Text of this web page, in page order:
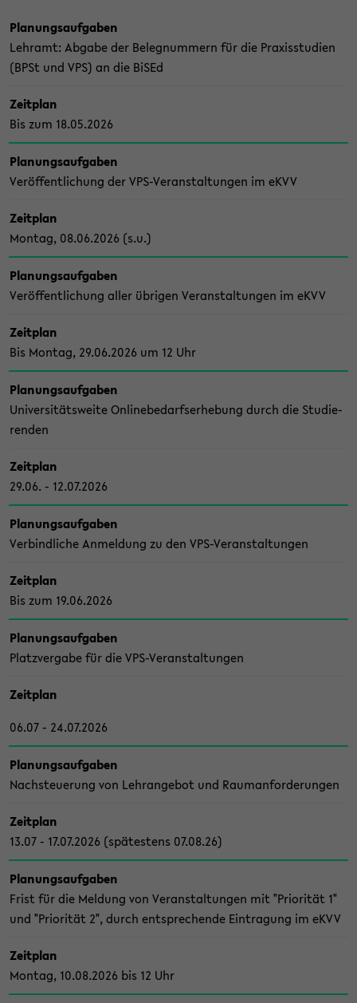
Pla­nungs­auf­ga­ben
Lehr­amt: Ab­ga­be der Be­leg­num­mern für die Pra­xis­stu­di­en
(BPSt und VPS) an die BiSEd
Zeit­plan
Bis zum 18.05.2026
Pla­nungs­auf­ga­ben
Ver­öf­fent­li­chung der VPS-​Veranstaltungen im eKVV
Zeit­plan
Mon­tag, 08.06.2026 (s.u.)
Pla­nungs­auf­ga­ben
Ver­öf­fent­li­chung aller üb­ri­gen Ver­an­stal­tun­gen im eKVV
Zeit­plan
Bis Mon­tag, 29.06.2026 um 12 Uhr
Pla­nungs­auf­ga­ben
Uni­ver­si­täts­wei­te On­line­be­darfs­er­he­bung durch die Stu­die­
ren­den
Zeit­plan
29.06. - 12.07.2026
Pla­nungs­auf­ga­ben
Ver­bind­li­che An­mel­dung zu den VPS-​Veranstaltungen
Zeit­plan
Bis zum 19.06.2026
Pla­nungs­auf­ga­ben
Platz­ver­ga­be für die VPS-​Veranstaltungen
Zeit­plan
06.07 - 24.07.2026
Pla­nungs­auf­ga­ben
Nach­steue­rung von Lehr­an­ge­bot und Raum­an­for­de­run­gen
Zeit­plan
13.07 - 17.07.2026 (spä­tes­tens 07.08.26)
Pla­nungs­auf­ga­ben
Frist für die Mel­dung von Ver­an­stal­tun­gen mit "Prio­ri­tät 1"
und "Prio­ri­tät 2", durch ent­spre­chen­de Ein­tra­gung im eKVV
Zeit­plan
Mon­tag, 10.08.2026 bis 12 Uhr